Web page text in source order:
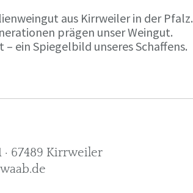
aus Kirrweiler in der Pfalz.
prägen unser Weingut.
ein Spiegelbild unseres Schaffens.
67489 Kirrweiler